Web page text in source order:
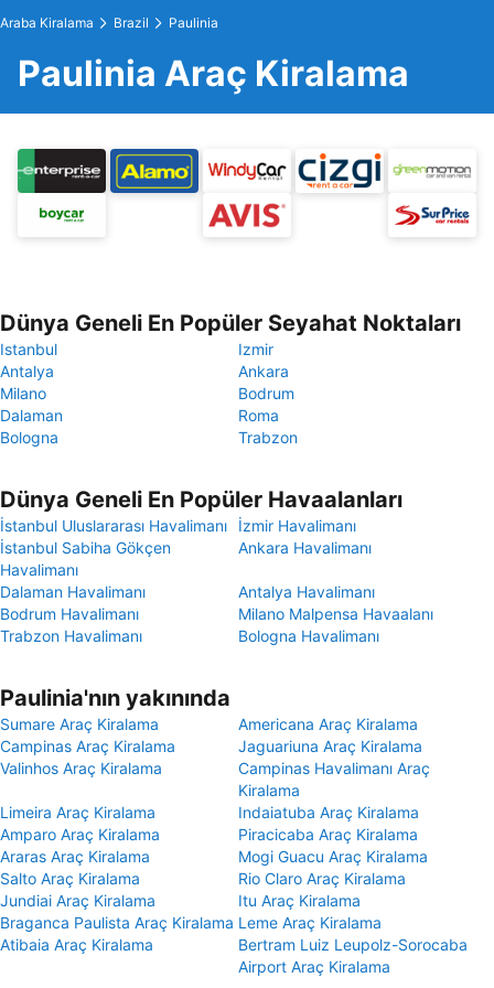
Araba Kiralama Brazil Paulinia
Paulinia Araç Kiralama
Dünya Geneli En Popüler Seyahat Noktaları
Istanbul
Izmir
Antalya
Ankara
Milano
Bodrum
Dalaman
Roma
Bologna
Trabzon
Dünya Geneli En Popüler Havaalanları
İstanbul Uluslararası Havalimanı
İzmir Havalimanı
İstanbul Sabiha Gökçen
Havalimanı
Ankara Havalimanı
Dalaman Havalimanı
Antalya Havalimanı
Bodrum Havalimanı
Milano Malpensa Havaalanı
Trabzon Havalimanı
Bologna Havalimanı
Paulinia'nın yakınında
Sumare Araç Kiralama
Americana Araç Kiralama
Campinas Araç Kiralama
Jaguariuna Araç Kiralama
Valinhos Araç Kiralama
Campinas Havalimanı Araç
Kiralama
Limeira Araç Kiralama
Indaiatuba Araç Kiralama
Amparo Araç Kiralama
Piracicaba Araç Kiralama
Araras Araç Kiralama
Mogi Guacu Araç Kiralama
Salto Araç Kiralama
Rio Claro Araç Kiralama
Jundiai Araç Kiralama
Itu Araç Kiralama
Braganca Paulista Araç Kiralama Leme Araç Kiralama
Atibaia Araç Kiralama
Bertram Luiz Leupolz-Sorocaba
Airport Araç Kiralama